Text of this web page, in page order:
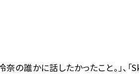
の誰かに話したかったこと。」、